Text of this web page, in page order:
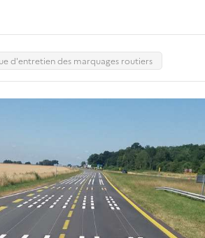
d'entretien des marquages routiers